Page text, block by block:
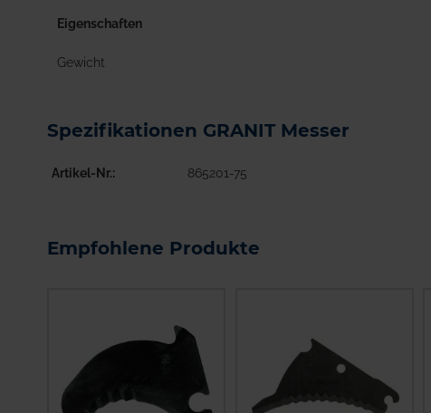
Eigenschaften
Gewicht
Spezifikationen GRANIT Messer
Artikel-Nr. 865201-75
Empfohlene Produkte